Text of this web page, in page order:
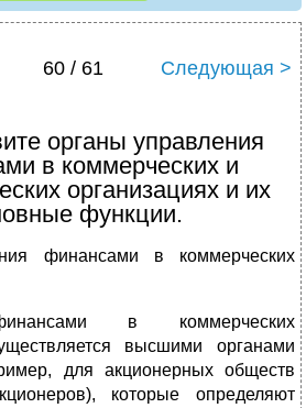
60 / 61 Следующая >
органы управления
в коммерческих и
организациях и их
функции.
финансами в коммерческих
в коммерческих
высшими органами
для акционерных обществ
которые определяют